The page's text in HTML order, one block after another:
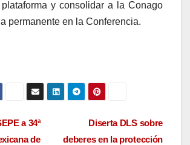
y consolidar a la Conago
permanente en la Conferencia.
Diserta DLS sobre
deberes en la protección
a 34ª
de